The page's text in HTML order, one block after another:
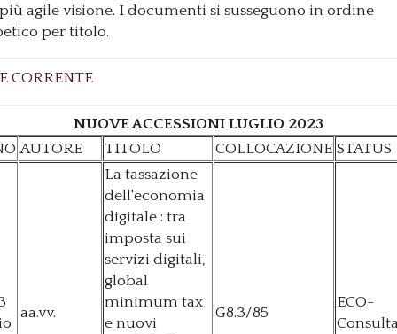
agile visione. I documenti si susseguono in ordine
per titolo.
CORRENTE
NUOVE ACCESSIONI LUGLIO 2023
AUTORE TITOLO COLLOCAZIONE STATUS
aa.vv.
La tassazione
dell'economia
digitale : tra
imposta sui
servizi digitali,
global
minimum tax
e nuovi
G8.3/85
ECO-